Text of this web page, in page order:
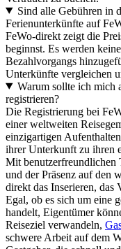
Sind alle Gebühren in
Ferienunterkünfte auf
FeWo-direkt zeigt die
beginnst. Es werden
Bezahlvorgangs
Unterkünfte vergleichen
Warum sollte ich mich
registrieren?
Die Registrierung bei
einer weltweiten
einzigartigen
ihrer Unterkunft zu ihren
Mit benutzerfreundlichen
und der Präsenz auf den
direkt das Inserieren, das
Egal, ob es sich um eine
handelt, Eigentümer
Reiseziel verwandeln,
schwere Arbeit auf dem